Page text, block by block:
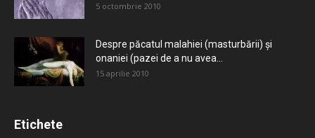
5 octombrie 2010
Despre păcatul malahiei (masturbării) şi
onaniei (pazei de a nu avea...
15 aprilie 2010
Etichete